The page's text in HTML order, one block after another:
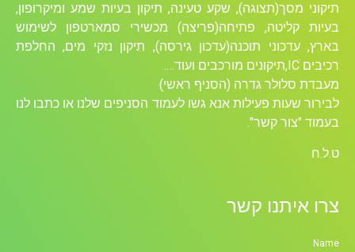
תיקוני מסך(תצוגה), שקע טעינה, תיקון בעיות שמע ומיקרופון,
בעיות קליטה, פתיחה(פריצה) מכשירי סמארטפון לשימוש
בארץ, עדכוני תוכנה(עדכון גירסה), תיקון נזקי מים, החלפת
רכיבים ICׁ,תיקונים מורכבים ועוד….
מעבדת סלולר גדרה (הסניף ראשי)
לבירור שעות פעילות אנא גשו לעמוד הסניפים שלנו או כתבו לנו
בעמוד "צור קשר".
ט.ל.ח
צרו איתנו קשר
Name